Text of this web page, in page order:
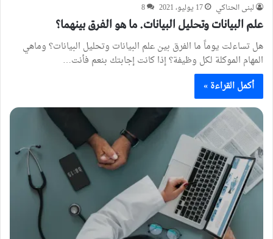
لبنى الحناكي 17 يوليو، 2021 8
علم البيانات وتحليل البيانات. ما هو الفرق بينهما؟
هل تساءلت يوماً ما الفرق بين علم البيانات وتحليل البيانات؟ وماهي
المهام الموكلة لكل وظيفة؟ إذا كانت إجابتك بنعم فأنت…
أكمل القراءة »